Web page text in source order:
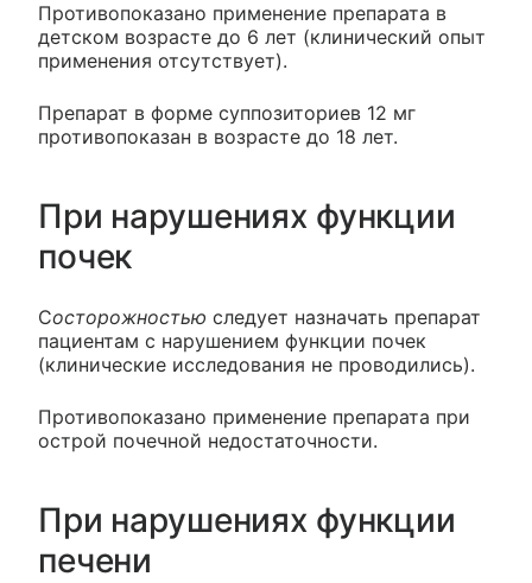
Противопоказано применение препарата в
детском возрасте до 6 лет (клинический опыт
применения отсутствует).
Препарат в форме суппозиториев 12 мг
противопоказан в возрасте до 18 лет.
При нарушениях функции
почек
Состорожностью следует назначать препарат
пациентам с нарушением функции почек
(клинические исследования не проводились).
Противопоказано применение препарата при
острой почечной недостаточности.
При нарушениях функции
печени